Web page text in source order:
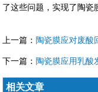
了这些问题，实现了陶瓷
上一篇：陶瓷膜应对废酸
下一篇：陶瓷膜应用乳酸
相关文章